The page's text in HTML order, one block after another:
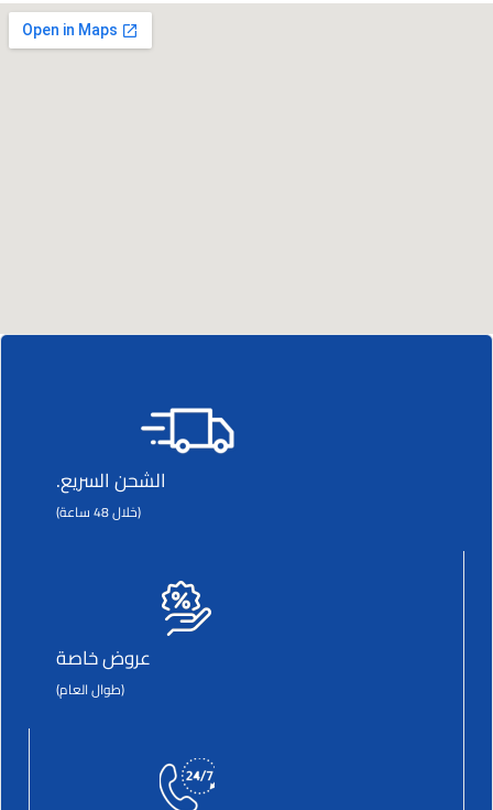
الشحن السريع.
(خلال 48 ساعة)
عروض خاصة
(طوال العام)